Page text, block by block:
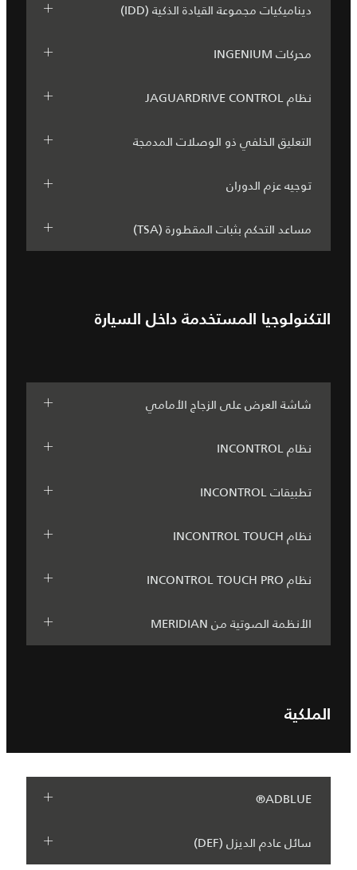
ديناميكيات مجموعة القيادة الذكية (IDD)
محركات INGENIUM
نظام JAGUARDRIVE CONTROL
التعليق الخلفي ذو الوصلات المدمجة
توجيه عزم الدوران
مساعد التحكم بثبات المقطورة (TSA)
التكنولوجيا المستخدمة داخل السيارة
شاشة العرض على الزجاج الأمامي
نظام INCONTROL
تطبيقات INCONTROL
نظام INCONTROL TOUCH
نظام INCONTROL TOUCH PRO
الأنظمة الصوتية من MERIDIAN
الملكية
ADBLUE®
سائل عادم الديزل (DEF)